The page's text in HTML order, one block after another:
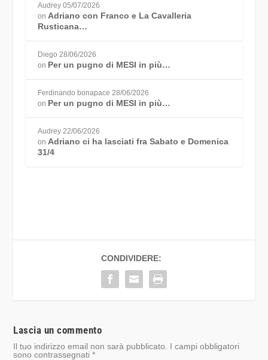
Audrey 05/07/2026
on Adriano con Franco e La Cavalleria
Rusticana…
Diego 28/06/2026
on Per un pugno di MESI in più…
Ferdinando bonapace 28/06/2026
on Per un pugno di MESI in più…
Audrey 22/06/2026
on Adriano ci ha lasciati fra Sabato e Domenica
31/4
CONDIVIDERE:
Lascia un commento
Il tuo indirizzo email non sarà pubblicato.
I campi obbligatori
sono contrassegnati*